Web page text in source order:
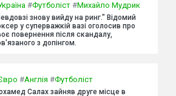
#Футболіст #Михайло Мудрик
знову вийду на ринг." Відомий
у суперважкій вазі оголосив про
повернення після скандалу,
з допінгом.
#Англія #Футболіст
Салах зайняв друге місце в